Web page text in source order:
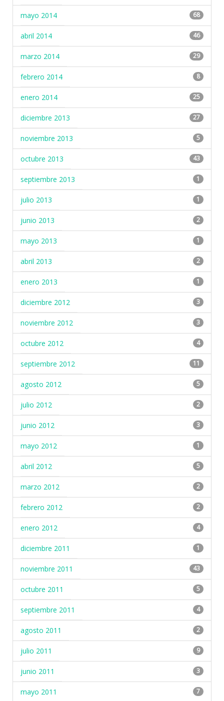
mayo 2014 68
abril 2014 46
marzo 2014 29
febrero 2014 8
enero 2014 25
diciembre 2013 27
noviembre 2013 5
octubre 2013 43
septiembre 2013 1
julio 2013 1
junio 2013 2
mayo 2013 1
abril 2013 2
enero 2013 1
diciembre 2012 3
noviembre 2012 3
octubre 2012 4
septiembre 2012 11
agosto 2012 5
julio 2012 2
junio 2012 3
mayo 2012 1
abril 2012 5
marzo 2012 2
febrero 2012 2
enero 2012 4
diciembre 2011 1
noviembre 2011 43
octubre 2011 5
septiembre 2011 4
agosto 2011 2
julio 2011 9
junio 2011 3
mayo 2011 7